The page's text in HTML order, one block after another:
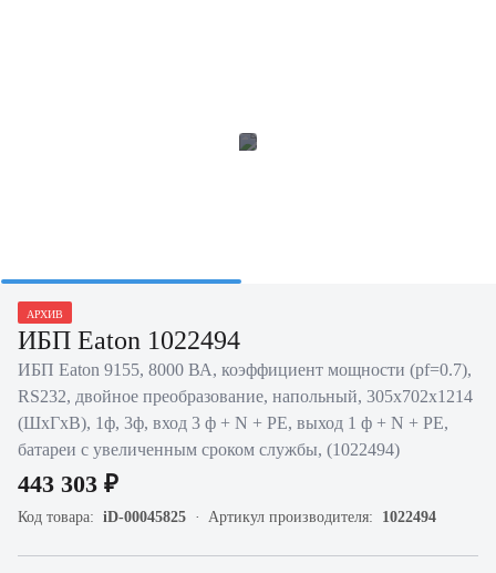
АРХИВ
ИБП Eaton 1022494
ИБП Eaton 9155, 8000 ВА, коэффициент мощности (pf=0.7),
RS232, двойное преобразование, напольный, 305х702х1214
(ШхГхВ), 1ф, 3ф, вход 3 ф + N + PE, выход 1 ф + N + PE,
батареи с увеличенным сроком службы, (1022494)
443 303 ₽
Код товара: iD-00045825 Артикул производителя: 1022494